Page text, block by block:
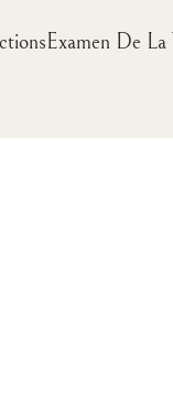
Examen De La